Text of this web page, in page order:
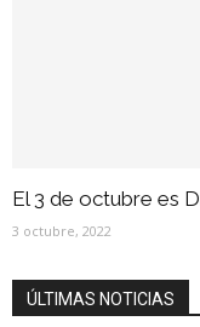
El 3 de octubre es
3 octubre, 2022
ÚLTIMAS NOTICIAS